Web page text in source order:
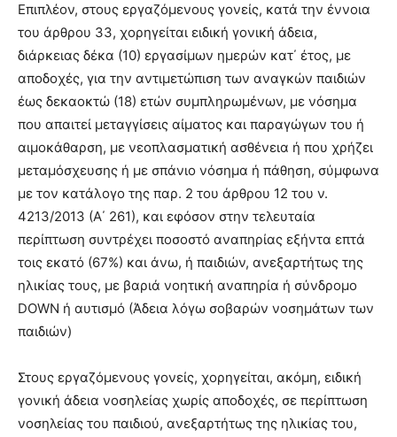
Επιπλέον, στους εργαζόμενους γονείς, κατά την έννοια
του άρθρου 33, χορηγείται ειδική γονική άδεια,
διάρκειας δέκα (10) εργασίμων ημερών κατ΄ έτος, με
αποδοχές, για την αντιμετώπιση των αναγκών παιδιών
έως δεκαοκτώ (18) ετών συμπληρωμένων, με νόσημα
που απαιτεί μεταγγίσεις αίματος και παραγώγων του ή
αιμοκάθαρση, με νεοπλασματική ασθένεια ή που χρήζει
μεταμόσχευσης ή με σπάνιο νόσημα ή πάθηση, σύμφωνα
με τον κατάλογο της παρ. 2 του άρθρου 12 του ν.
4213/2013 (Α΄ 261), και εφόσον στην τελευταία
περίπτωση συντρέχει ποσοστό αναπηρίας εξήντα επτά
τοις εκατό (67%) και άνω, ή παιδιών, ανεξαρτήτως της
ηλικίας τους, με βαριά νοητική αναπηρία ή σύνδρομο
DOWN ή αυτισμό (Άδεια λόγω σοβαρών νοσημάτων των
παιδιών)
Στους εργαζόμενους γονείς, χορηγείται, ακόμη, ειδική
γονική άδεια νοσηλείας χωρίς αποδοχές, σε περίπτωση
νοσηλείας του παιδιού, ανεξαρτήτως της ηλικίας του,